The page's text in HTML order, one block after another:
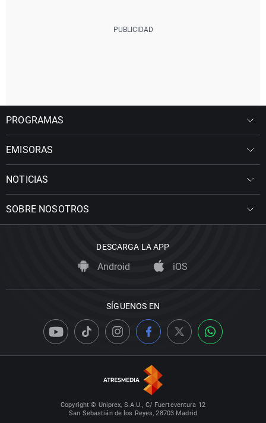
PROGRAMAS
EMISORAS
NOTICIAS
SOBRE NOSOTROS
DESCARGA LA APP
Android iOS
SÍGUENOS EN
Copyright © Uniprex, S.A.U., C/ Fuerteventura 12
San Sebastián de los Reyes, 28703 Madrid